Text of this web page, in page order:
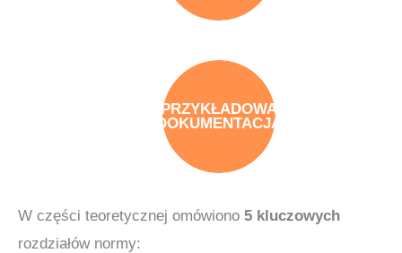
PRZYKŁADOWA
DOKUMENTACJA
W części teoretycznej omówiono 5 kluczowych
rozdziałów normy: